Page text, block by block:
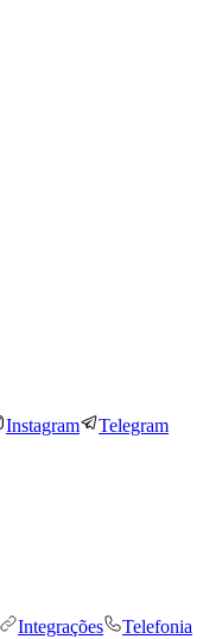
Instagram Telegram
Integrações
Telefonia